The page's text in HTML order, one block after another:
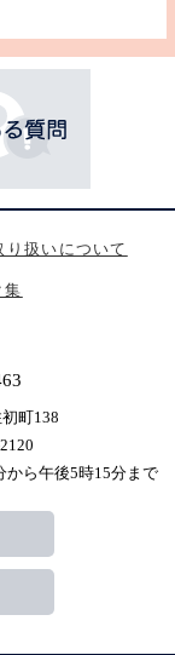
り扱いについて
集
町138
ら午後5時15分まで